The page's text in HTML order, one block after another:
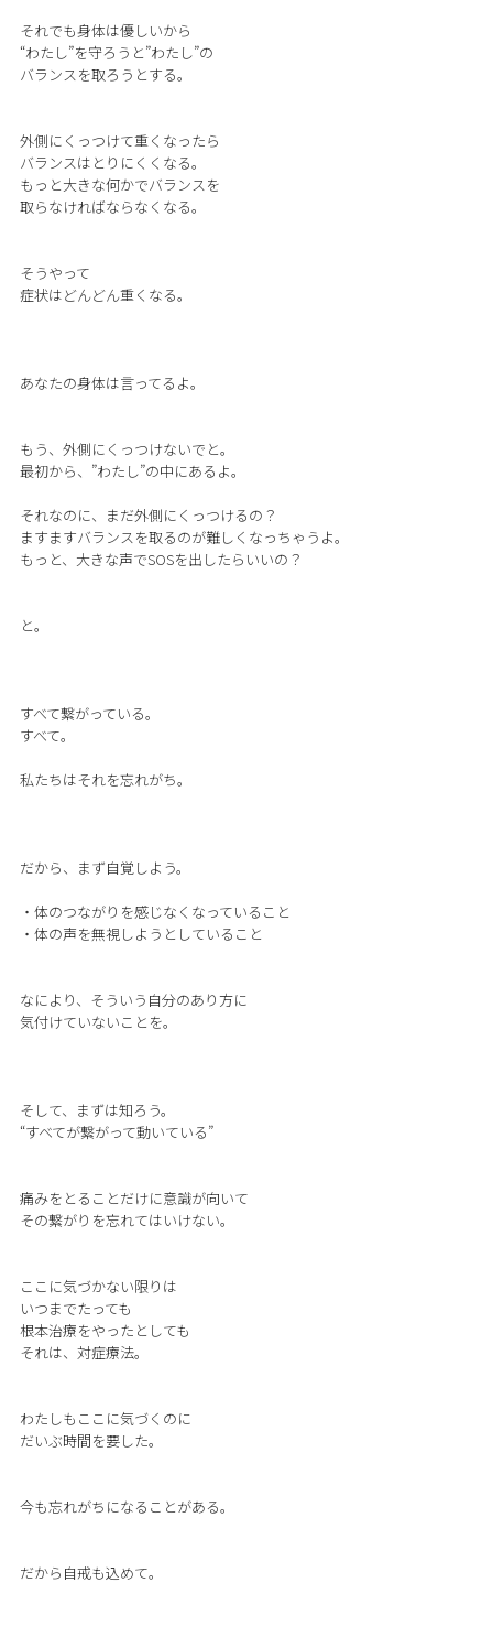
それでも身体は優しいから
“わたし”を守ろうと”わたし”の
バランスを取ろうとする。
外側にくっつけて重くなったら
バランスはとりにくくなる。
もっと大きな何かでバランスを
取らなければならなくなる。
そうやって
症状はどんどん重くなる。
あなたの身体は言ってるよ。
もう、外側にくっつけないでと。
最初から、”わたし”の中にあるよ。
それなのに、まだ外側にくっつけるの？
ますますバランスを取るのが難しくなっちゃうよ。
もっと、大きな声でSOSを出したらいいの？
と。
すべて繋がっている。
すべて。
私たちはそれを忘れがち。
だから、まず自覚しよう。
・体のつながりを感じなくなっていること
・体の声を無視しようとしていること
なにより、そういう自分のあり方に
気付けていないことを。
そして、まずは知ろう。
“すべてが繋がって動いている”
痛みをとることだけに意識が向いて
その繋がりを忘れてはいけない。
ここに気づかない限りは
いつまでたっても
根本治療をやったとしても
それは、対症療法。
わたしもここに気づくのに
だいぶ時間を要した。
今も忘れがちになることがある。
だから自戒も込めて。